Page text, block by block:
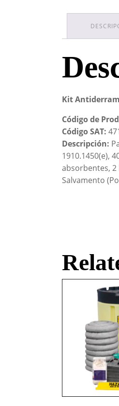
Kit
Código de
Código SAT:
Descripción:
1910.1450(e),
absorbentes,
Salvamento